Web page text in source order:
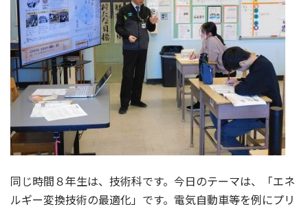
同じ時間８年生は、技術科です。今日のテーマは、「エネ
ルギー変換技術の最適化」です。電気自動車等を例にプリ